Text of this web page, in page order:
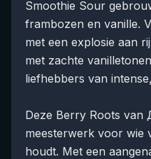
Smoothie Sour
frambozen en vanille.
met een explosie aan
met zachte
liefhebbers van
Deze Berry Roots van
meesterwerk voor wie
houdt. Met een